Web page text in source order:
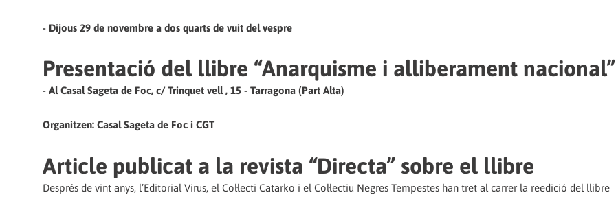
- Dijous 29 de novembre a dos quarts de vuit del vespre
Presentació del llibre “Anarquisme i alliberament nacional”
- Al Casal Sageta de Foc, c/ Trinquet vell , 15 - Tarragona (Part Alta)
Organitzen: Casal Sageta de Foc i CGT
Article publicat a la revista “Directa” sobre el llibre
Després de vint anys, l’Editorial Virus, el Col·lecti Catarko i el Col·lectiu Negres Tempestes han tret al carrer la reedició del llibre